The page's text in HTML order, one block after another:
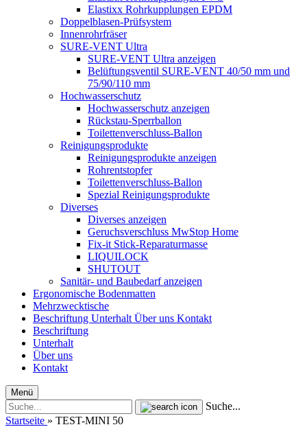
Elastixx Rohrkupplungen EPDM
Doppelblasen-Prüfsystem
Innenrohrfräser
SURE-VENT Ultra
SURE-VENT Ultra anzeigen
Belüftungsventil SURE-VENT 40/50 mm und
75/90/110 mm
Hochwasserschutz
Hochwasserschutz anzeigen
Rückstau-Sperrballon
Toilettenverschluss-Ballon
Reinigungsprodukte
Reinigungsprodukte anzeigen
Rohrentstopfer
Toilettenverschluss-Ballon
Spezial Reinigungsprodukte
Diverses
Diverses anzeigen
Geruchsverschluss MwStop Home
Fix-it Stick-Reparaturmasse
LIQUILOCK
SHUTOUT
Sanitär- und Baubedarf anzeigen
Ergonomische Bodenmatten
Mehrzwecktische
Beschriftung Unterhalt Über uns Kontakt
Beschriftung
Unterhalt
Über uns
Kontakt
Menü
Suche...
Startseite » TEST-MINI 50